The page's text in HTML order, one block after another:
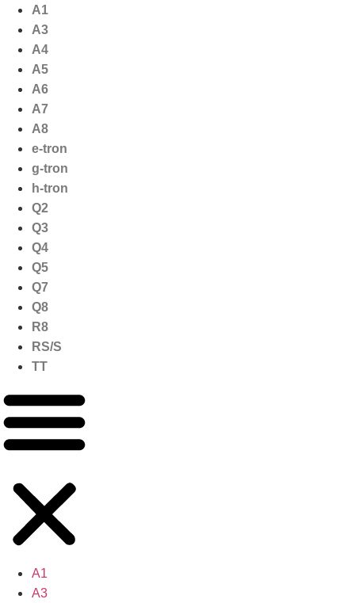
naar
inhoud
A1
A3
A4
A5
A6
A7
A8
e-tron
g-tron
h-tron
Q2
Q3
Q4
Q5
Q7
Q8
R8
RS/S
TT
A1
A3